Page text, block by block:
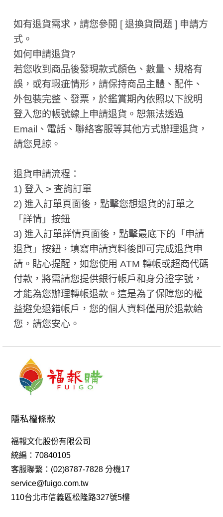
如有退貨需求，請您參閱 [ 退換貨問題 ] 申請方
式。
如何申請退貨?
若您收到商品後發現款式顏色、數量、規格有
誤，或有瑕疵情形，請保持商品主體、配件、
外包裝完整、發票，於鑑賞期內依照以下說明
登入您的帳號線上申請退貨。恕無法透過
Email、電話、聯絡客服等其他方式辦理退貨，
請您見諒。
退貨申請流程：
1) 登入 > 查詢訂單
2) 進入訂單頁面後，點擊您想退貨的訂單之
「詳情」按鈕
3) 進入訂單詳情頁面後，點擊最底下的「申請
退貨」按鈕，填寫申請資料後即可完成退貨申
請。貼心提醒，如您使用 ATM 轉帳或超商代碼
付款，將需請您提供銀行帳戶和身分證字號，
才能為您辦理轉帳退款。這是為了保障您的權
益避免退錯帳戶，您的個人資料僅用於退款給
您，請您安心。
隱私權條款
福報文化股份有限公司
統編：70840105
客服聯繫：(02)8787-7828 分機17
service@fuigo.com.tw
110台北市信義區松隆路327號5樓